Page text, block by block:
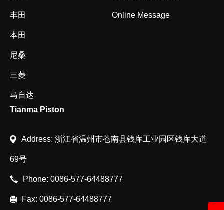
丰田
本田
尼桑
三菱
马自达
Online Message
Tianma Piston
Address: 浙江省温州市苍南县钱库工业园区钱库大道
69号
Phone: 0086-577-64488777
Fax: 0086-577-64488777